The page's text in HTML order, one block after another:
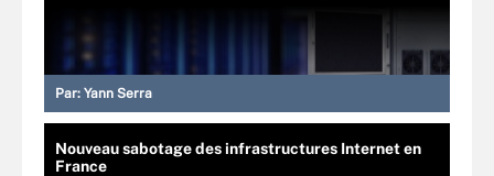
Par: Yann Serra
Nouveau sabotage des infrastructures Internet en
France